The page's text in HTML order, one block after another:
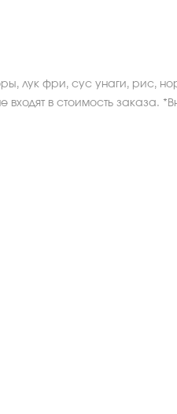
лук фри, сус унаги, рис,
в стоимость заказа.